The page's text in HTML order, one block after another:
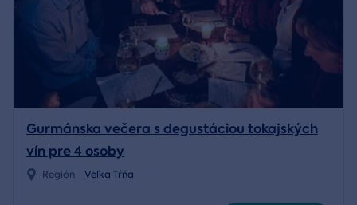
Gurmánska večera s degustáciou tokajských
vín pre 4 osoby
Región: Veľká Tŕňa